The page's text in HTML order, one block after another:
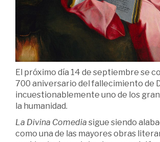
El próximo día 14 de septiembre se
700 aniversario del fallecimiento de
incuestionablemente uno de los
la humanidad.
La Divina Comedia sigue siendo
como una de las mayores obras